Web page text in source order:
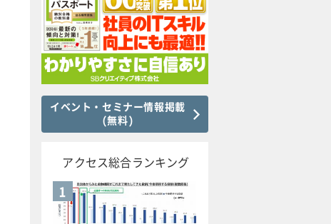
イベント・セミナー情報掲載
(無料)
アクセス総合ランキング
1